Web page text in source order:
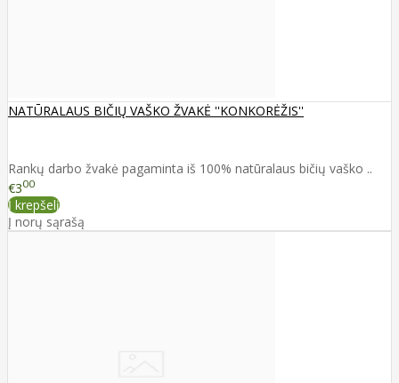
NATŪRALAUS BIČIŲ VAŠKO ŽVAKĖ ''KONKORĖŽIS''
Rankų darbo žvakė pagaminta iš 100% natūralaus bičių vaško ..
€300
Į krepšelį
Į norų sąrašą